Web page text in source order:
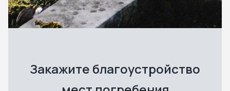
Закажите благоустройство